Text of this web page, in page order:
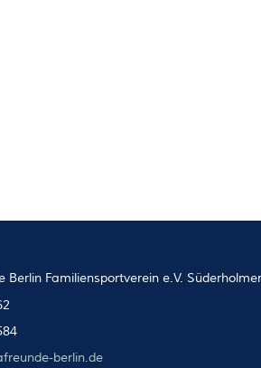
Berlin Familiensportverein e.V.
berlin.de